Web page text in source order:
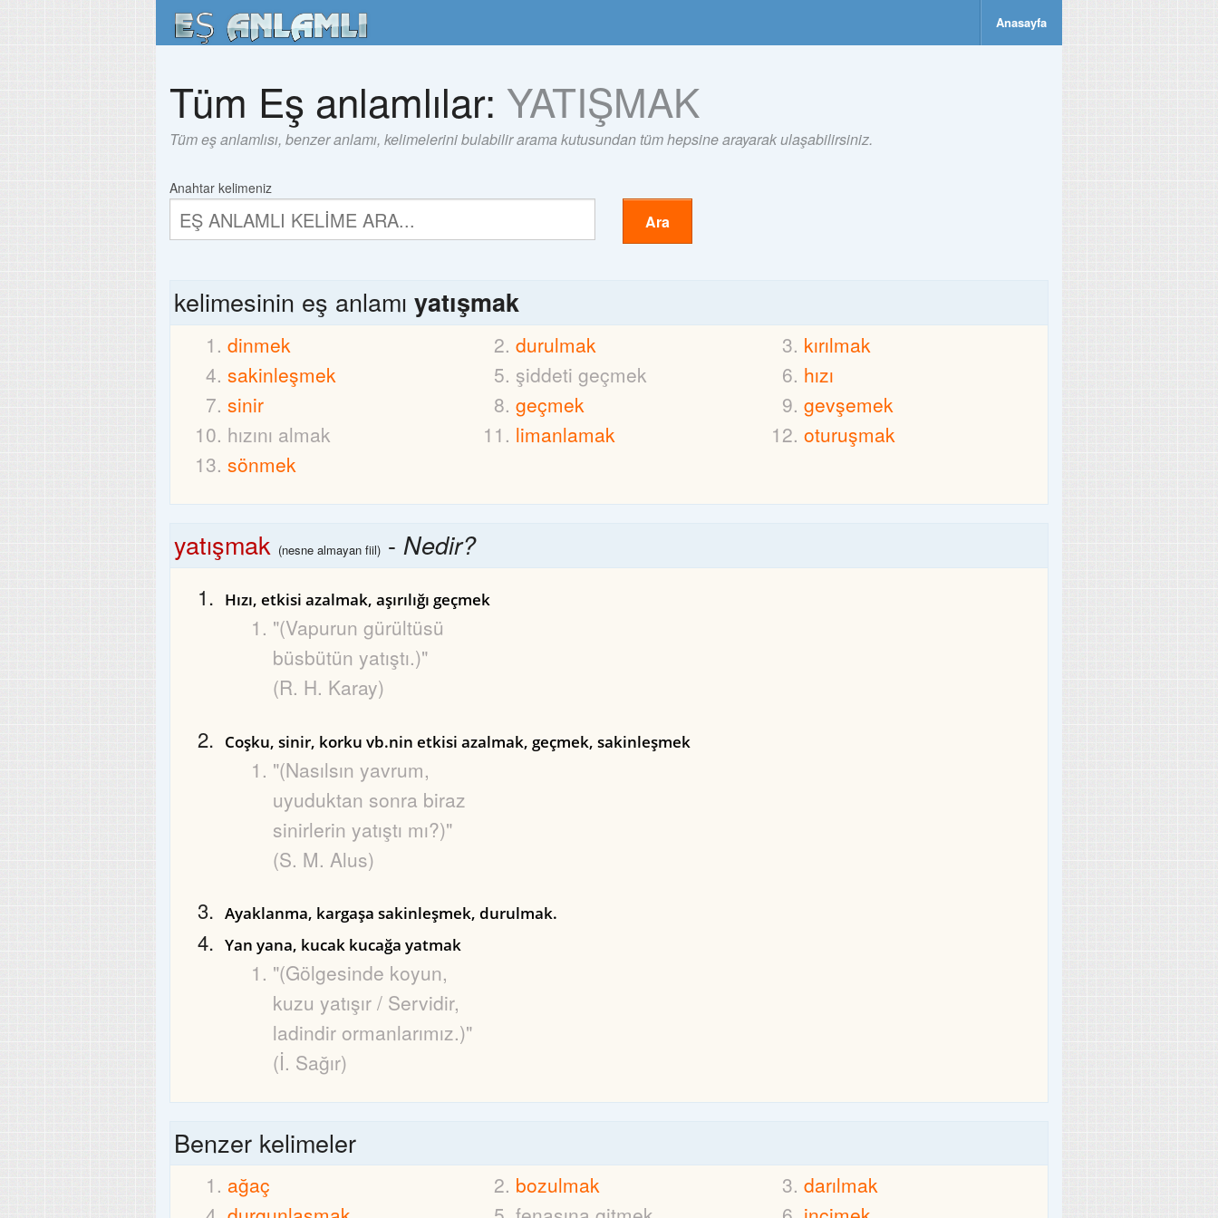
Anasayfa
Tüm Eş anlamlılar: YATIŞMAK
Tüm eş anlamlısı, benzer anlamı, kelimelerini bulabilir arama kutusundan tüm hepsine arayarak ulaşabilirsiniz.
Anahtar kelimeniz
Ara
kelimesinin eş anlamı yatışmak
dinmek durulmak
kırılmak
sakinleşmek
şiddeti geçmek
hızı
sinir
geçmek
gevşemek
hızını almak
limanlamak
oturuşmak
sönmek
yatışmak (nesne almayan fiil) - Nedir?
Hızı, etkisi azalmak, aşırılığı geçmek
"(Vapurun gürültüsü
büsbütün yatıştı.)"
(R. H. Karay)
Coşku, sinir, korku vb.nin etkisi azalmak, geçmek, sakinleşmek
"(Nasılsın yavrum,
uyuduktan sonra biraz
sinirlerin yatıştı mı?)"
(S. M. Alus)
Ayaklanma, kargaşa sakinleşmek, durulmak.
Yan yana, kucak kucağa yatmak
"(Gölgesinde koyun,
kuzu yatışır / Servidir,
ladindir ormanlarımız.)"
(İ. Sağır)
Benzer kelimeler
ağaç bozulmak
darılmak